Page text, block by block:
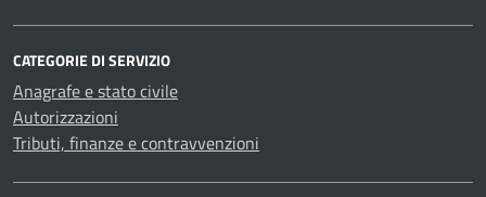
CATEGORIE DI SERVIZIO
Anagrafe e stato civile
Autorizzazioni
Tributi, finanze e contravvenzioni